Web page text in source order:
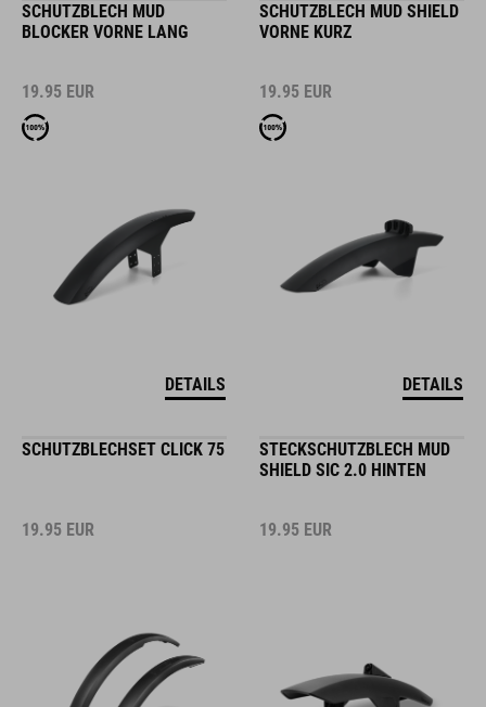
SCHUTZBLECH MUD
BLOCKER VORNE LANG
19.95 EUR
DETAILS
SCHUTZBLECH MUD SHIELD
VORNE KURZ
19.95 EUR
DETAILS
SCHUTZBLECHSET CLICK 75
19.95 EUR
STECKSCHUTZBLECH MUD
SHIELD SIC 2.0 HINTEN
19.95 EUR